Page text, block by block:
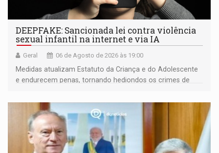
DEEPFAKE: Sancionada lei contra violência
sexual infantil na internet e via IA
Geral 06 de Agosto de 2026 às 19:00
Medidas atualizam Estatuto da Criança e do Adolescente
e endurecem penas, tornando hediondos os crimes de